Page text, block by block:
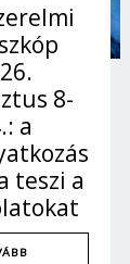
8-
a
teszi a